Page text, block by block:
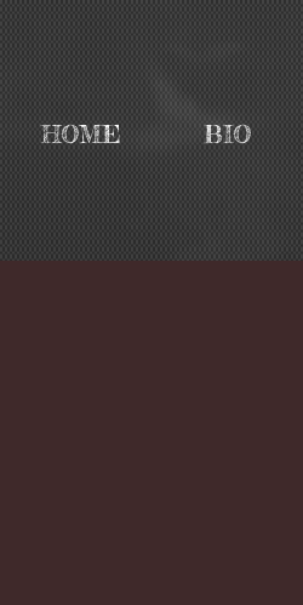
HOME BIO